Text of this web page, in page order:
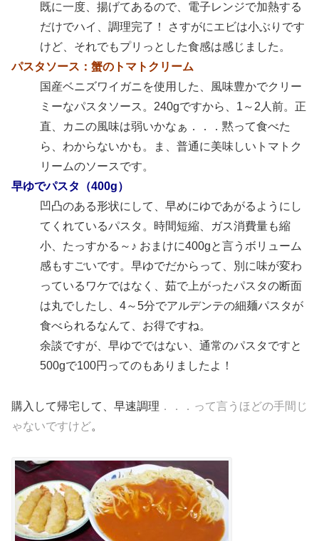
既に一度、揚げてあるので、電子レンジで加熱する
だけでハイ、調理完了！ さすがにエビは小ぶりです
けど、それでもプリっとした食感は感じました。
パスタソース：蟹のトマトクリーム
国産ベニズワイガニを使用した、風味豊かでクリー
ミーなパスタソース。240gですから、1～2人前。正
直、カニの風味は弱いかなぁ．．．黙って食べた
ら、わからないかも。ま、普通に美味しいトマトク
リームのソースです。
早ゆでパスタ（400g）
凹凸のある形状にして、早めにゆであがるようにし
てくれているパスタ。時間短縮、ガス消費量も縮
小、たっすかる～♪ おまけに400gと言うボリューム
感もすごいです。早ゆでだからって、別に味が変わ
っているワケではなく、茹で上がったパスタの断面
は丸でしたし、4～5分でアルデンテの細麺パスタが
食べられるなんて、お得ですね。
余談ですが、早ゆでではない、通常のパスタですと
500gで100円ってのもありましたよ！
購入して帰宅して、早速調理 ．．．って言うほどの手間じ
ゃないですけど。